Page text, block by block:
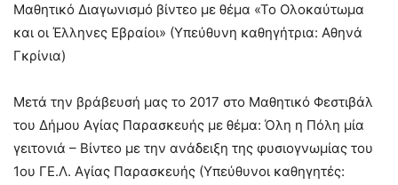
Μαθητικό Διαγωνισμό βίντεο με θέμα «Το Ολοκαύτωμα
και οι Έλληνες Εβραίοι» (Υπεύθυνη καθηγήτρια: Αθηνά
Γκρίνια)
Μετά την βράβευσή μας το 2017 στο Μαθητικό Φεστιβάλ
του Δήμου Αγίας Παρασκευής με θέμα: Όλη η Πόλη μία
γειτονιά – Βίντεο με την ανάδειξη της φυσιογνωμίας του
1ου ΓΕ.Λ. Αγίας Παρασκευής (Υπεύθυνοι καθηγητές: